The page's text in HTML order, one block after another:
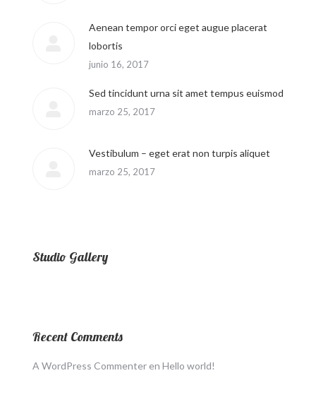
Aenean tempor orci eget augue placerat
lobortis
junio 16, 2017
Sed tincidunt urna sit amet tempus euismod
marzo 25, 2017
Vestibulum – eget erat non turpis aliquet
marzo 25, 2017
Studio Gallery
Recent Comments
A WordPress Commenter en Hello world!